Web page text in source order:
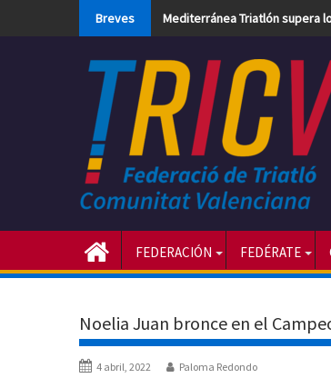
Breves Mediterránea Triatlón supera
FEDERACIÓN FEDÉRATE
Noelia Juan bronce en el
4 abril, 2022 Paloma Redondo